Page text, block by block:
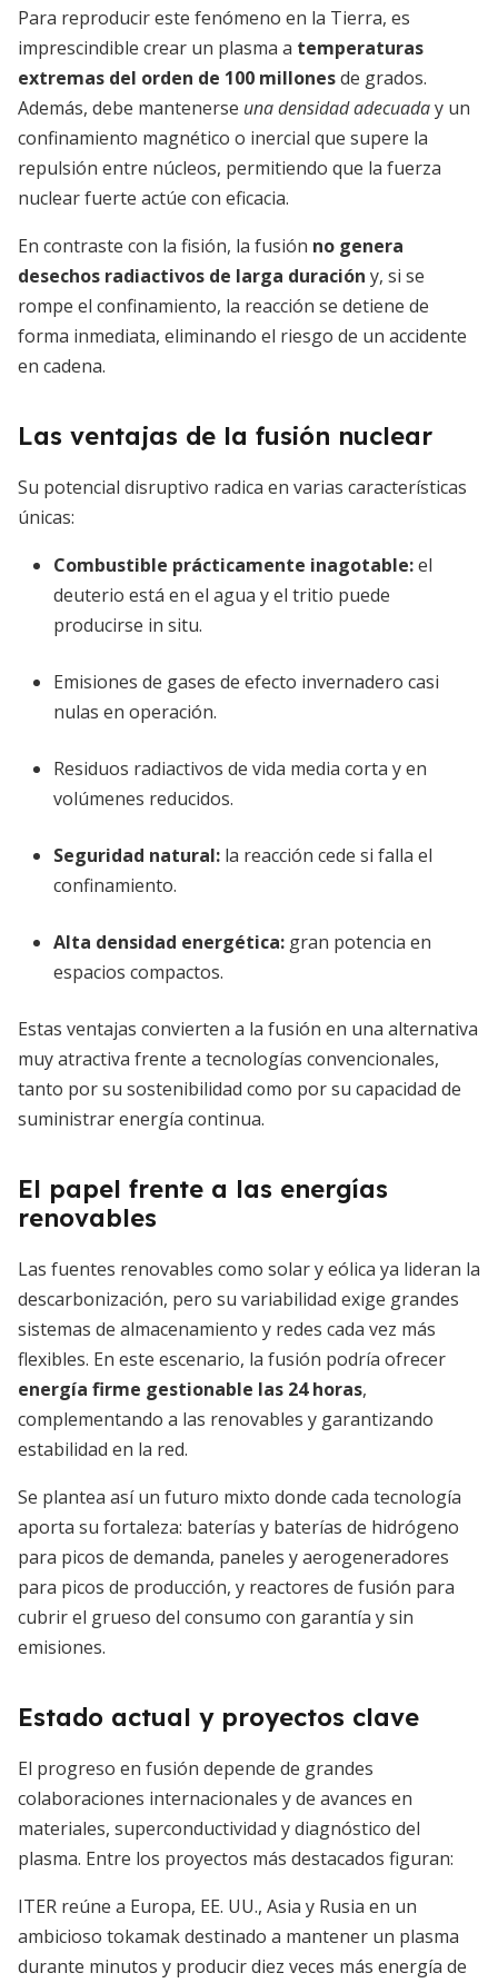
Para reproducir este fenómeno en la Tierra, es
imprescindible crear un plasma a temperaturas
extremas del orden de 100 millonesde grados.
Además, debe mantenerse una densidad adecuaday un
confinamiento magnético o inercial que supere la
repulsión entre núcleos, permitiendo que la fuerza
nuclear fuerte actúe con eficacia.
En contraste con la fisión, la fusión no genera
desechos radiactivos de larga duración y, si se
rompe el confinamiento, la reacción se detiene de
forma inmediata, eliminando el riesgo de un accidente
en cadena.
Las ventajas de la fusión nuclear
Su potencial disruptivo radica en varias características
únicas:
Combustible prácticamente inagotable:el
deuterio está en el agua y el tritio puede
producirse in situ.
Emisiones de gases de efecto invernadero casi
nulas en operación.
Residuos radiactivos de vida media corta y en
volúmenes reducidos.
Seguridad natural: la reacción cede si falla el
confinamiento.
Alta densidad energética: gran potencia en
espacios compactos.
Estas ventajas convierten a la fusión en una alternativa
muy atractiva frente a tecnologías convencionales,
tanto por su sostenibilidad como por su capacidad de
suministrar energía continua.
El papel frente a las energías
renovables
Las fuentes renovables como solar y eólica ya lideran la
descarbonización, pero su variabilidad exige grandes
sistemas de almacenamiento y redes cada vez más
flexibles. En este escenario, la fusión podría ofrecer
energía firme gestionable las 24 horas,
complementando a las renovables y garantizando
estabilidad en la red.
Se plantea así un futuro mixto donde cada tecnología
aporta su fortaleza: baterías y baterías de hidrógeno
para picos de demanda, paneles y aerogeneradores
para picos de producción, y reactores de fusión para
cubrir el grueso del consumo con garantía y sin
emisiones.
Estado actual y proyectos clave
El progreso en fusión depende de grandes
colaboraciones internacionales y de avances en
materiales, superconductividad y diagnóstico del
plasma. Entre los proyectos más destacados figuran:
ITER reúne a Europa, EE. UU., Asia y Rusia en un
ambicioso tokamak destinado a mantener un plasma
durante minutos y producir diez veces más energía de